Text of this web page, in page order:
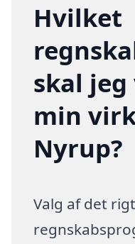
Hvilket
skal
min
Nyrup?
Valg af det